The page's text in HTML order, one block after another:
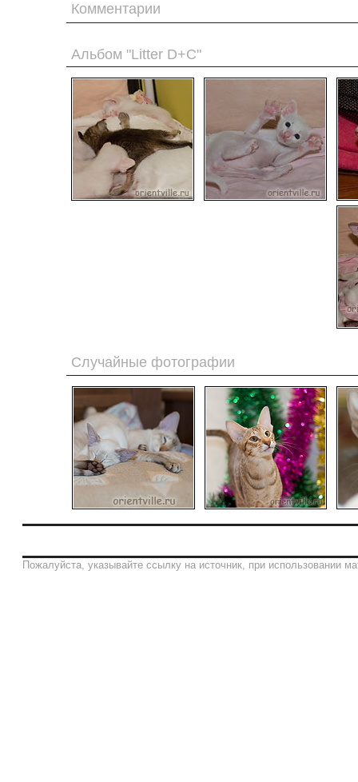
Комментарии
Альбом "Litter D+C"
Случайные фотографии
Пожалуйста, указывайте ссылку на источник, при использовании